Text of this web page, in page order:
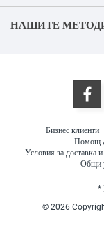
НАШИТЕ
Бизнес клиенти
Помощ
Условия за доставка
Общи
*
© 2026